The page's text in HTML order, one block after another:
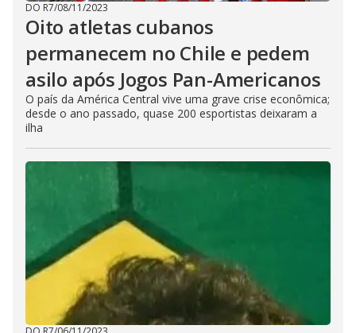
DO R7/08/11/2023
Oito atletas cubanos
permanecem no Chile e pedem
asilo após Jogos Pan-Americanos
O país da América Central vive uma grave crise econômica;
desde o ano passado, quase 200 esportistas deixaram a
ilha